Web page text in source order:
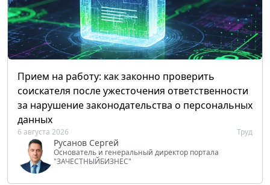
Прием на работу: как законно проверить
соискателя после ужесточения ответственности
за нарушение законодательства о персональных
данных
6 августа 2026 Труд
Русанов Сергей
Основатель и генеральный директор портала
"ЗАЧЕСТНЫЙБИЗНЕС"